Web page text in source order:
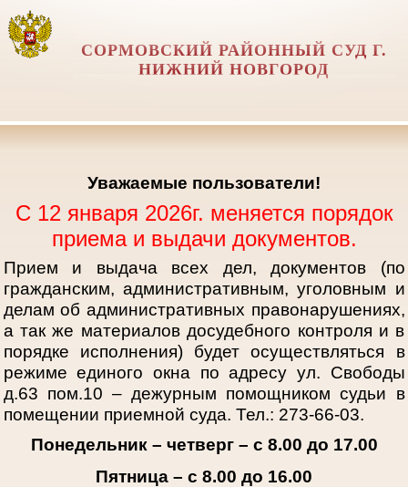
СОРМОВСКИЙ РАЙОННЫЙ СУД Г.
НИЖНИЙ НОВГОРОД
Уважаемые пользователи!
С 12 января 2026г. меняется порядок
приема и выдачи документов.
Прием и выдача всех дел, документов (по
гражданским, административным, уголовным и
делам об административных правонарушениях,
а так же материалов досудебного контроля и в
порядке исполнения) будет осуществляться в
режиме единого окна по адресу ул. Свободы
д.63 пом.10 – дежурным помощником судьи в
помещении приемной суда. Тел.: 273-66-03.
Понедельник – четверг – с 8.00 до 17.00
Пятница – с 8.00 до 16.00